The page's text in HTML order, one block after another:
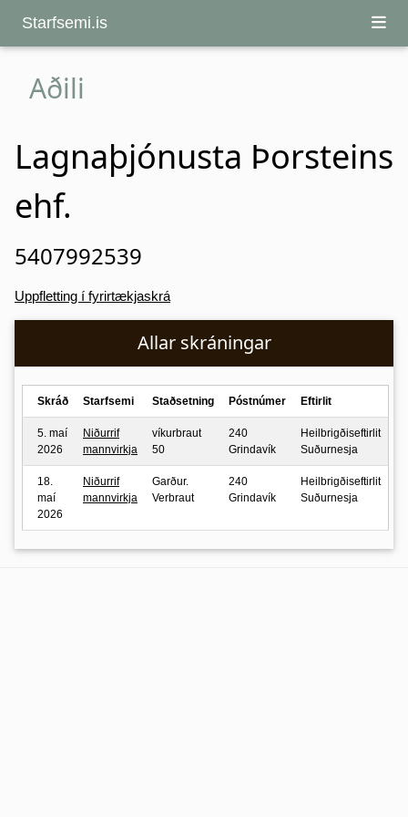
Starfsemi.is
Aðili
Lagnaþjónusta Þorsteins
ehf.
5407992539
Uppfletting í fyrirtækjaskrá
Allar skráningar
Skráð Starfsemi Staðsetning Póstnúmer Eftirlit
5. maí
2026
Niðurrif
mannvirkja
víkurbraut
50
240
Grindavík
Heilbrigðiseftirlit
Suðurnesja
18.
maí
2026
Niðurrif
mannvirkja
Garður.
Verbraut
240
Grindavík
Heilbrigðiseftirlit
Suðurnesja